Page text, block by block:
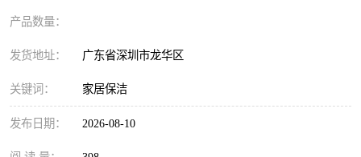
产品数量：
发货地址： 广东省深圳市龙华区
关键词： 家居保洁
发布日期： 2026-08-10